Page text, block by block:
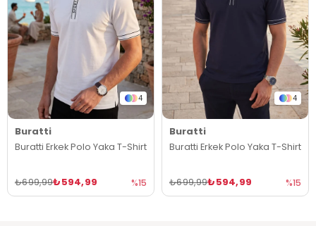
4
Buratti
Buratti Erkek Polo Yaka T-Shirt
₺594,99
₺699,99 %15
4
Buratti
Buratti Erkek Polo Yaka T-Shirt
₺594,99
₺699,99 %15